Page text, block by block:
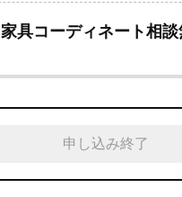
家具コーディネート相談
申し込み終了